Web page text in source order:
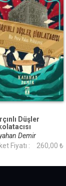
Düşler
Demir
Fiyatı :
260,00 ₺